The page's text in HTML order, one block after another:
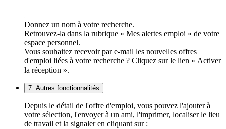
Donnez un nom à votre recherche.
Retrouvez-la dans la rubrique « Mes alertes emploi » de votre
espace personnel.
Vous souhaitez recevoir par e-mail les nouvelles offres
d'emploi liées à votre recherche ? Cliquez sur le lien « Activer
la réception ».
7. Autres fonctionnalités
Depuis le détail de l'offre d'emploi, vous pouvez l'ajouter à
votre sélection, l'envoyer à un ami, l'imprimer, localiser le lieu
de travail et la signaler en cliquant sur :